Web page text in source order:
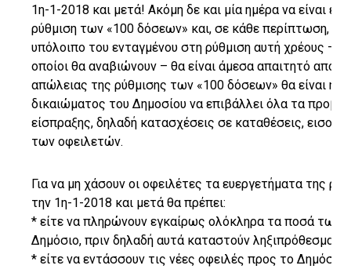
1η-1-2018 και μετά! Ακόμη δε και μία ημέρα να είναι
ρύθμιση των «100 δόσεων» και, σε κάθε περίπτωση,
υπόλοιπο του ενταγμένου στη ρύθμιση αυτή χρέους –
οποίοι θα αναβιώνουν – θα είναι άμεσα απαιτητό από
απώλειας της ρύθμισης των «100 δόσεων» θα είναι η
δικαιώματος του Δημοσίου να επιβάλλει όλα τα
είσπραξης, δηλαδή κατασχέσεις σε καταθέσεις,
των οφειλετών.
Για να μη χάσουν οι οφειλέτες τα ευεργετήματα της
την 1η-1-2018 και μετά θα πρέπει:
* είτε να πληρώνουν εγκαίρως ολόκληρα τα ποσά των
Δημόσιο, πριν δηλαδή αυτά καταστούν ληξιπρόθεσμα,
* είτε να εντάσσουν τις νέες οφειλές προς το